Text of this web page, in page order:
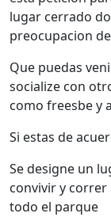
lugar cerrado
preocupacion
Que puedas
socialize con
como freesbe y
Si estas de
Se designe un
convivir y
todo el parque